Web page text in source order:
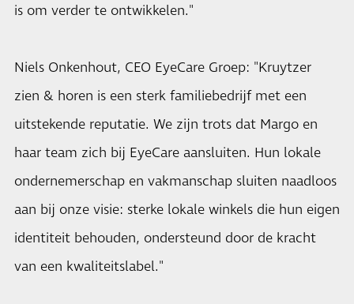
is om verder te ontwikkelen."
Niels Onkenhout, CEO EyeCare Groep: "Kruytzer
zien & horen is een sterk familiebedrijf met een
uitstekende reputatie. We zijn trots dat Margo en
haar team zich bij EyeCare aansluiten. Hun lokale
ondernemerschap en vakmanschap sluiten naadloos
aan bij onze visie: sterke lokale winkels die hun eigen
identiteit behouden, ondersteund door de kracht
van een kwaliteitslabel."